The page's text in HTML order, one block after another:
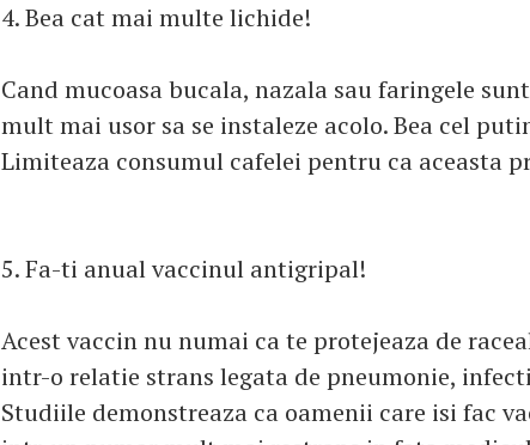
4. Bea cat mai multe lichide!
Cand mucoasa bucala, nazala sau faringele
mult mai usor sa se instaleze acolo. Bea cel
Limiteaza consumul cafelei pentru ca aceasta
5. Fa-ti anual vaccinul antigripal!
Acest vaccin nu numai ca te protejeaza de
intr-o relatie strans legata de pneumonie,
Studiile demonstreaza ca oamenii care isi fac